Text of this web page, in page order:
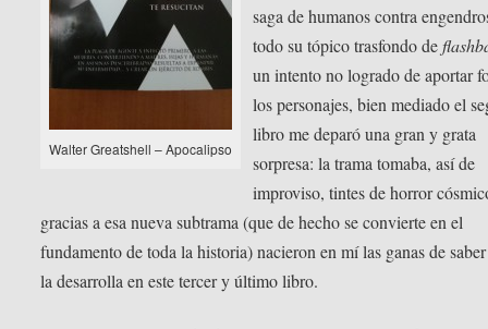
Walter Greatshell – Apocalipso
saga de humanos contra
todo su tópico trasfondo de
un intento no logrado de aportar
los personajes, bien mediado el
libro me deparó una gran y grata
sorpresa: la trama tomaba, así de
improviso, tintes de horror
gracias a esa nueva subtrama (que de hecho se convierte en el
fundamento de toda la historia) nacieron en mí las ganas de
la desarrolla en este tercer y último libro.